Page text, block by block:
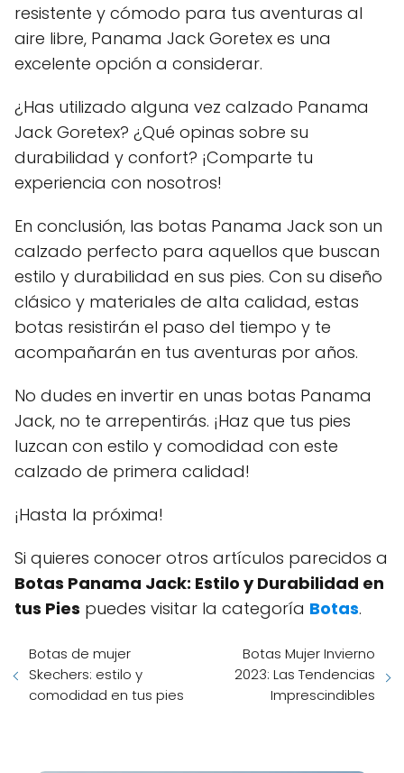
resistente y cómodo para tus aventuras al
aire libre, Panama Jack Goretex es una
excelente opción a considerar.
¿Has utilizado alguna vez calzado Panama
Jack Goretex? ¿Qué opinas sobre su
durabilidad y confort? ¡Comparte tu
experiencia con nosotros!
En conclusión, las botas Panama Jack son un
calzado perfecto para aquellos que buscan
estilo y durabilidad en sus pies. Con su diseño
clásico y materiales de alta calidad, estas
botas resistirán el paso del tiempo y te
acompañarán en tus aventuras por años.
No dudes en invertir en unas botas Panama
Jack, no te arrepentirás. ¡Haz que tus pies
luzcan con estilo y comodidad con este
calzado de primera calidad!
¡Hasta la próxima!
Si quieres conocer otros artículos parecidos a
Botas Panama Jack: Estilo y Durabilidad en
tus Pies puedes visitar la categoría Botas.
Botas de mujer
Skechers: estilo y
comodidad en tus pies
Botas Mujer Invierno
2023: Las Tendencias
Imprescindibles